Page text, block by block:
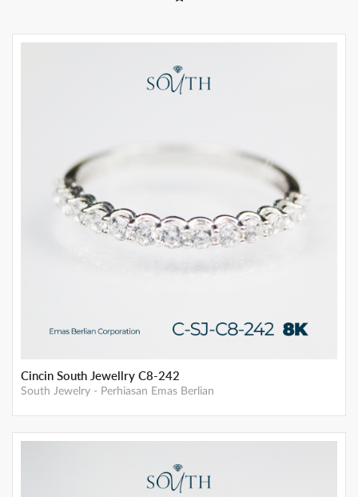
Cincin South Jewellry C8-242
South Jewelry - Perhiasan Emas Berlian